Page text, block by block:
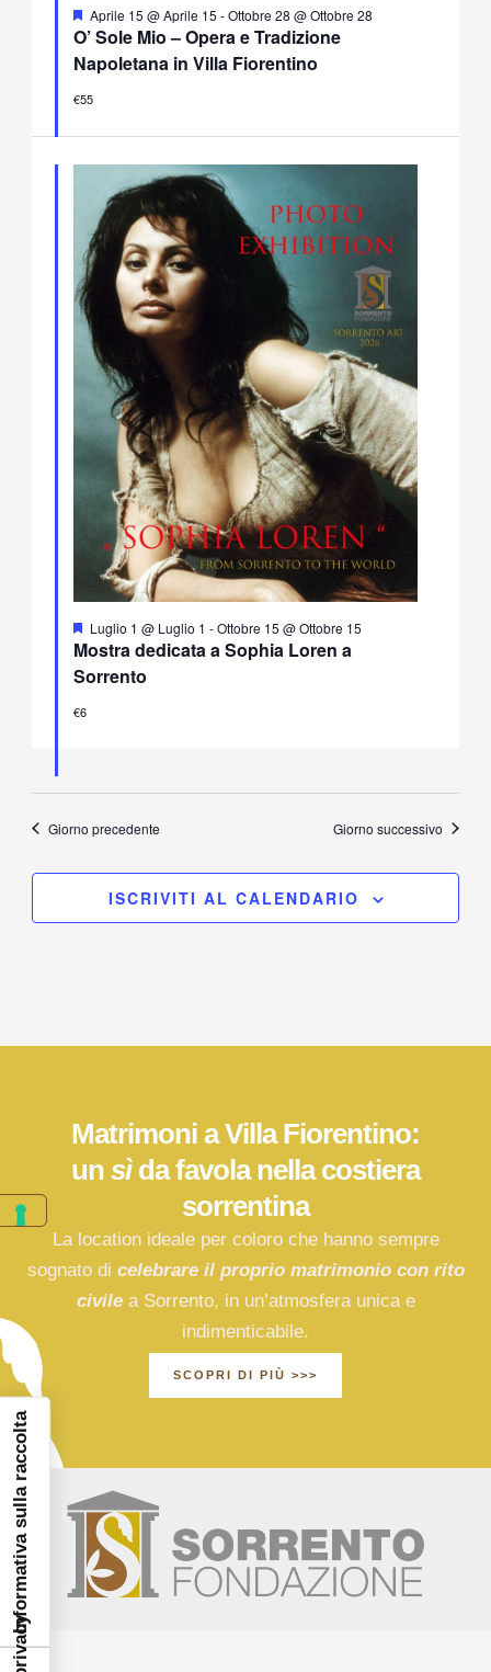
O’ Sole Mio – Opera e Tradizione
Napoletana in Villa Fiorentino
Segnalati
Aprile 15 @ Aprile 15 -Ottobre 28 @ Ottobre 28
€55
Mostra dedicata a Sophia Loren a
Sorrento
Segnalati
Luglio 1 @ Luglio 1 -Ottobre 15 @ Ottobre 15
€6
Giorno precedente Giorno successivo
ISCRIVITI AL CALENDARIO
Matrimoni a Villa Fiorentino:
un sìda favola nella costiera
sorrentina
La location ideale per coloro che hanno sempre
sognato di celebrare il proprio matrimonio con rito
civilea Sorrento, in un’atmosfera unica e
indimenticabile.
SCOPRI DI PIÙ >>>
Informativa sulla raccolta